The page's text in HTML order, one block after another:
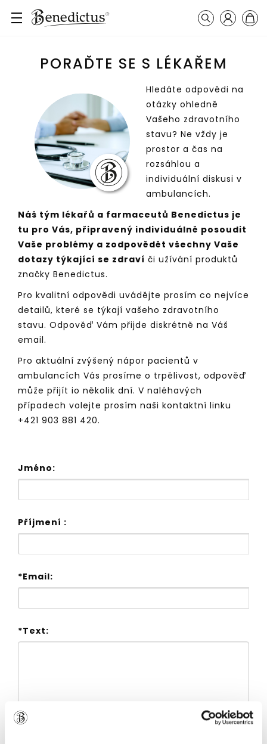
Vyhledávání
Přihlášení
Košík
PORAĎTE SE S LÉKAŘEM
Hledáte odpovědi na
otázky ohledně
Vašeho zdravotního
stavu? Ne vždy je
prostor a čas na
rozsáhlou a
individuální diskusi v
ambulancích.
Náš tým lékařů a farmaceutů Benedictus je
tu pro Vás, připravený individuálně posoudit
Vaše problémy a zodpovědět všechny Vaše
dotazy týkající se zdraví či užívání produktů
značky Benedictus.
Pro kvalitní odpovědi uvádějte prosím co nejvíce
detailů, které se týkají vašeho zdravotního
stavu. Odpověď Vám přijde diskrétně na Váš
email.
Pro aktuální zvýšený nápor pacientů v
ambulancích Vás prosíme o trpělivost, odpověď
může přijít io několik dní. V naléhavých
případech volejte prosím naši kontaktní linku
+421 903 881 420.
Jméno:
Příjmení :
*Email:
*Text: